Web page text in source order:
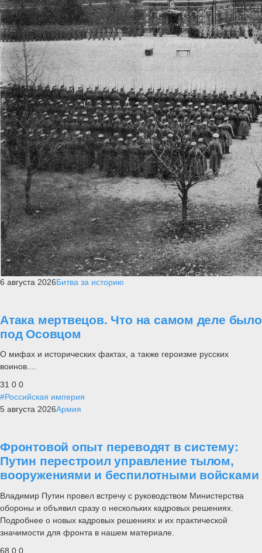
6 августа 2026Битва за историю
Атака мертвецов. Что на самом деле было
под Осовцом
О мифах и исторических фактах, а также героизме русских
воинов....
31 0 0
#Российская империя
5 августа 2026Армия
Фронтовой опыт переводят в систему:
Путин перестроил управление тылом,
вооружениями и беспилотными войсками
Владимир Путин провел встречу с руководством Министерства
обороны и объявил сразу о нескольких кадровых решениях.
Подробнее о новых кадровых решениях и их практической
значимости для фронта в нашем материале.
68 0 0